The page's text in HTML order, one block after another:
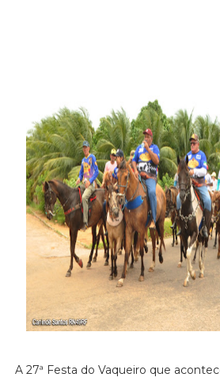
A 27ª Festa do Vaqueiro que